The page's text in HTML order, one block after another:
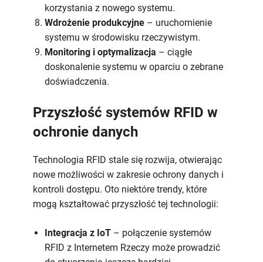
korzystania z nowego systemu.
Wdrożenie produkcyjne – uruchomienie
systemu w środowisku rzeczywistym.
Monitoring i optymalizacja – ciągłe
doskonalenie systemu w oparciu o zebrane
doświadczenia.
Przyszłość systemów RFID w
ochronie danych
Technologia RFID stale się rozwija, otwierając
nowe możliwości w zakresie ochrony danych i
kontroli dostępu. Oto niektóre trendy, które
mogą kształtować przyszłość tej technologii:
Integracja z IoT – połączenie systemów
RFID z Internetem Rzeczy może prowadzić